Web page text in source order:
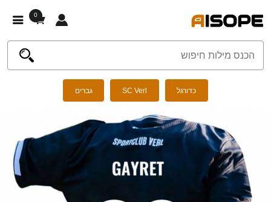
0
כדורגל SC Verl גברים